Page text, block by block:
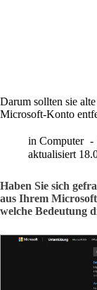
Darum sollten sie
Microsoft-Konto
in Computer
aktualisiert
Haben Sie sich
aus Ihrem
welche Bedeutung